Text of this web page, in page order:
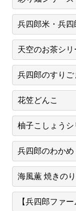
兵四郎米・兵
天空のお茶シ
兵四郎のすりご
花笠どんこ
柚子こしょうシ
兵四郎のわかめ
海風薫 焼きのり
【兵四郎ファ